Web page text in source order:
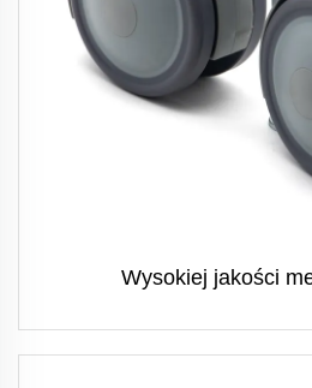
Wysokiej jakości